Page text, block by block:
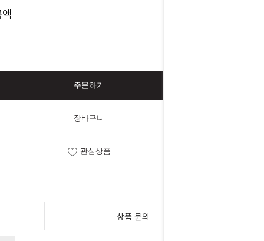
주문하기
장바구니
관심상품
상품 문의